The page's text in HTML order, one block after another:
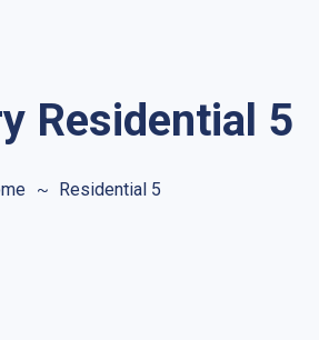
Residential 5
Residential 5